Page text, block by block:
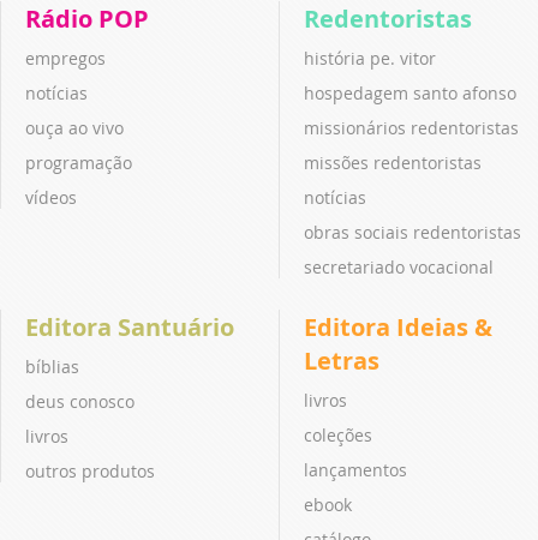
Rádio POP
empregos
notícias
ouça ao vivo
programação
vídeos
Redentoristas
história pe. vitor
hospedagem santo afonso
missionários redentoristas
missões redentoristas
notícias
obras sociais redentoristas
secretariado vocacional
Editora Santuário
bíblias
deus conosco
livros
outros produtos
Editora Ideias &
Letras
livros
coleções
lançamentos
ebook